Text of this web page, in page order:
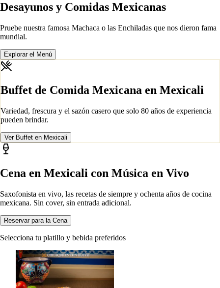
Desayunos y Comidas Mexicanas
Pruebe nuestra famosa Machaca o las Enchiladas que nos dieron fama
mundial.
Explorar el Menú
Buffet de Comida Mexicana en Mexicali
Variedad, frescura y el sazón casero que solo 80 años de experiencia
pueden brindar.
Ver Buffet en Mexicali
Cena en Mexicali con Música en Vivo
Saxofonista en vivo, las recetas de siempre y ochenta años de cocina
mexicana. Sin cover, sin entrada adicional.
Reservar para la Cena
Selecciona tu platillo y bebida preferidos